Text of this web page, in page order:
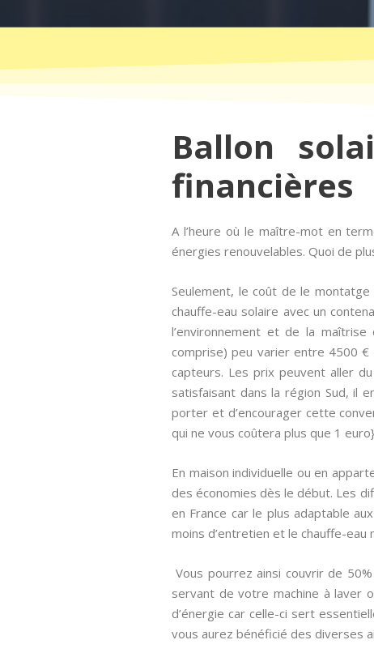
Ballon
financières
A l’heure où le maître-mot en
énergies renouvelables. Quoi de
Seulement, le coût de le
chauffe-eau solaire avec un
l’environnement et de la
comprise) peu varier entre 4500
capteurs. Les prix peuvent aller
satisfaisant dans la région Sud, il
porter et d’encourager cette
qui ne vous coûtera plus que 1
En maison individuelle ou en
des économies dès le début. Les
en France car le plus adaptable
moins d’entretien et le chauffe-
Vous pourrez ainsi couvrir de
servant de votre machine à laver
d’énergie car celle-ci sert
vous aurez bénéficié des diverses